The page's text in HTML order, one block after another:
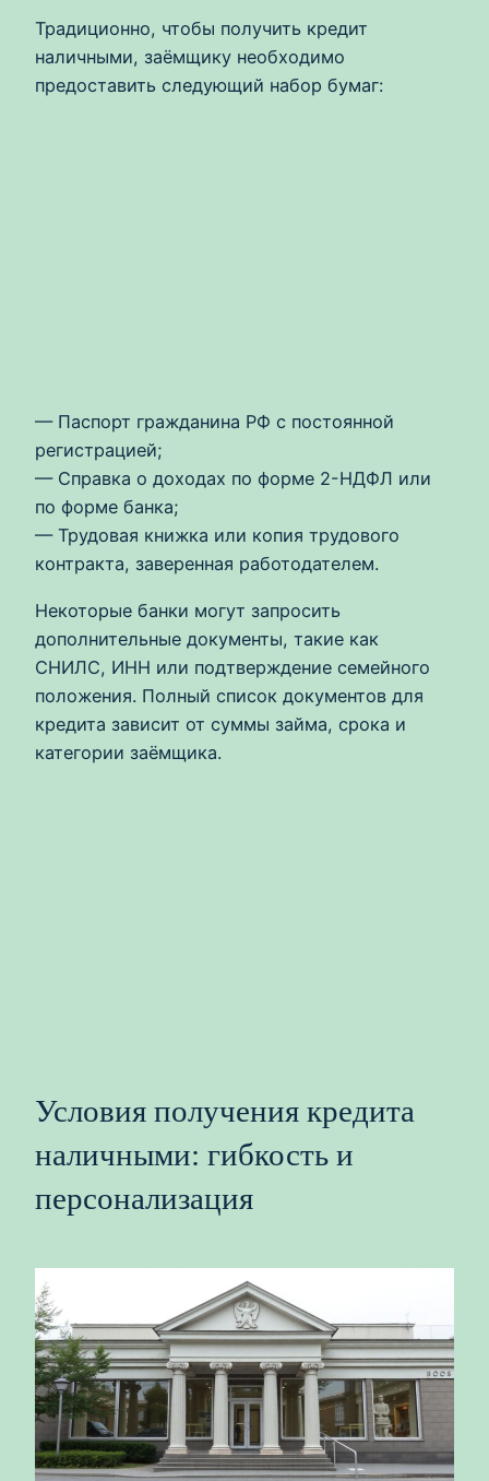
Традиционно, чтобы получить кредит
наличными, заёмщику необходимо
предоставить следующий набор бумаг:
— Паспорт гражданина РФ с постоянной
регистрацией;
— Справка о доходах по форме 2-НДФЛ или
по форме банка;
— Трудовая книжка или копия трудового
контракта, заверенная работодателем.
Некоторые банки могут запросить
дополнительные документы, такие как
СНИЛС, ИНН или подтверждение семейного
положения. Полный список документов для
кредита зависит от суммы займа, срока и
категории заёмщика.
Условия получения кредита
наличными: гибкость и
персонализация